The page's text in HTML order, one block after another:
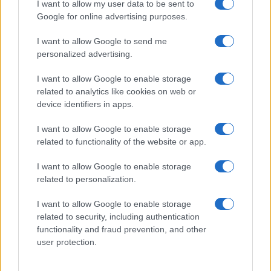
I want to allow my user data to be sent to
Google for online advertising purposes.
I want to allow Google to send me
personalized advertising.
I want to allow Google to enable storage
related to analytics like cookies on web or
device identifiers in apps.
I want to allow Google to enable storage
related to functionality of the website or app.
I want to allow Google to enable storage
related to personalization.
I want to allow Google to enable storage
related to security, including authentication
functionality and fraud prevention, and other
user protection.
Chissenefrega di Trump e Musk:
Europa impalpabile
13 Giugno 2025, 5:52